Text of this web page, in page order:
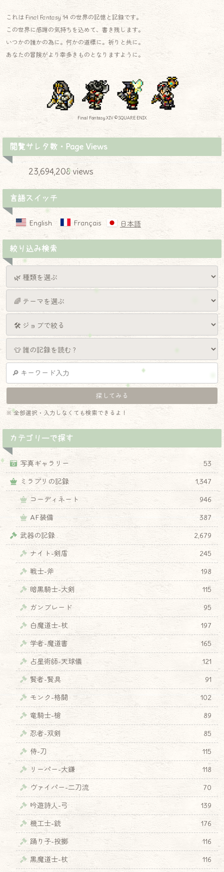
これは Final Fantasy 14 の世界の記憶と記録です。
この世界に感謝の気持ちを込めて、書き残します。
いつかの誰かの為に。何かの道標に。祈りと共に。
あなたの冒険がより幸多きものとなりますように。
Final Fantasy XIV © SQUARE ENIX
閲覧サレタ数・Page Views
23,694,208 views
言語スイッチ
English Français 日本語
絞り込み検索
※ 全部選択・入力しなくても検索できるよ！
カテゴリーで探す
写真ギャラリー
53
ミラプリの記録
1,347
コーディネート
946
AF装備
387
武器の記録
2,679
ナイト-剣盾
245
戦士-斧
198
暗黒騎士-大剣
115
ガンブレード
95
白魔道士-杖
197
学者-魔道書
165
占星術師-天球儀
121
賢者-賢具
91
モンク-格闘
102
竜騎士-槍
89
忍者-双剣
85
侍-刀
115
リーパー-大鎌
118
ヴァイパー-二刀流
70
吟遊詩人-弓
139
機工士-銃
176
踊り子-投擲
116
黒魔道士-杖
116